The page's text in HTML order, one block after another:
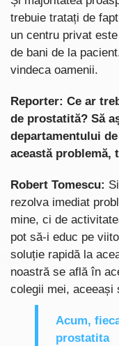
trebuie tratați de
un centru privat
de bani de la
vindeca oamenii.
Reporter: Ce ar
de prostatită? Să
departamentului
această problemă,
Robert Tomescu:
rezolva imediat
mine, ci de
pot să-i educ pe
soluție rapidă la
noastră se află în
colegii mei, aceeași
Acum,
prostatita